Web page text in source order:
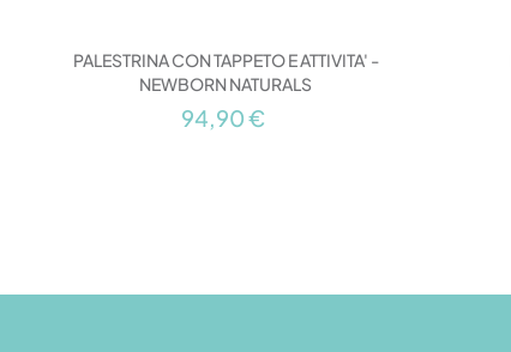
PALESTRINA CON TAPPETO E ATTIVITA' -
NEWBORN NATURALS
94,90 €